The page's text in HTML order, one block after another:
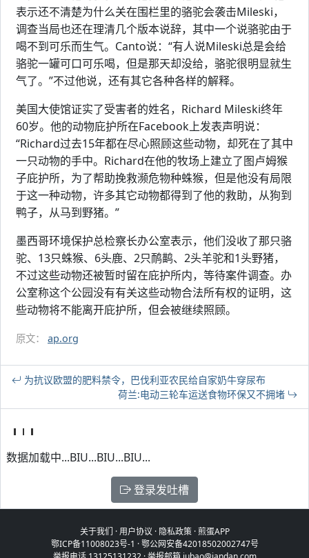
表示还不清楚为什么关在围栏里的骆驼会袭击Mileski，
调查当局也还在理清几个版本说辞，其中一个说骆驼由于
喝不到可乐而生气。Canto说：“有人说Mileski总是会给
骆驼一罐可口可乐喝，但是那天却没给，骆驼很明显就生
气了。”不过他说，还有其它各种各样的解释。
美国大使馆证实了受害者的姓名，Richard Mileski终年
60岁。他的动物庇护所在Facebook上发表声明说：
“Richard过去15年都在尽心照顾这些动物，却死在了其中
一只动物的手中。Richard在他的牧场上建立了图卢姆猴
子庇护所，为了帮助挽救濒危物种蛛猴，但是他没有局限
于这一种动物，许多其它动物都得到了他的救助，从狗到
鸭子，从马到野猪。”
墨西哥环境保护总检察长办公室表示，他们没收了那只骆
驼、13只蛛猴、6头鹿、2只鸸鹋、2头羊驼和1头野猪，
不过这些动物还被暂时留在庇护所内，等待案件调查。办
公室称这个公园没有有关这些动物合法所有权的证明，这
些动物将不能离开庇护所，但会被继续照顾。
原文： ap.org
为抗议欧盟的肥料禁令，巴伐利亚农民给自家奶牛穿尿布
荷兰:电动三轮车运送食物环保又不拥堵
数据加载中...BIU...BIU...BIU...
登录发吐槽
关于我们 ·用户协议 · 隐私政策·煎蛋APP
鄂ICP备11008023号-1 ·鄂公网安备42018502002747号